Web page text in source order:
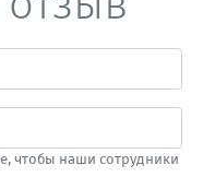
чтобы наши сотрудники